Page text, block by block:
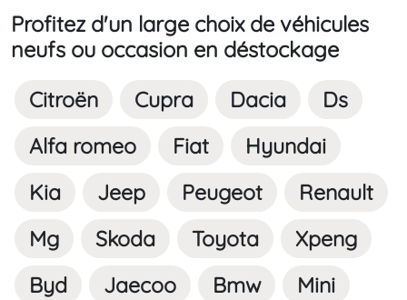
Profitez d'un large choix de véhicules
neufs ou occasion en déstockage
Citroën Cupra Dacia
Ds
Alfa romeo
Fiat
Hyundai
Kia
Jeep Peugeot
Renault
Mg
Skoda Toyota
Xpeng
Byd
Jaecoo Bmw
Mini